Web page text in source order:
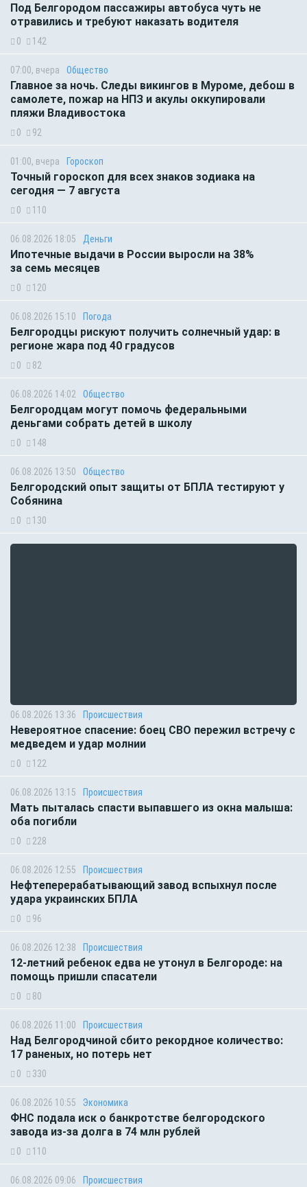
Под Белгородом пассажиры автобуса чуть не
отравились и требуют наказать водителя
0 142
07:00, вчера Общество
Главное за ночь. Следы викингов в Муроме, дебош в
самолете, пожар на НПЗ и акулы оккупировали
пляжи Владивостока
0 92
01:00, вчера Гороскоп
Точный гороскоп для всех знаков зодиака на
сегодня — 7 августа
0 110
06.08.2026 18:05 Деньги
Ипотечные выдачи в России выросли на 38%
за семь месяцев
0 120
06.08.2026 15:10 Погода
Белгородцы рискуют получить солнечный удар: в
регионе жара под 40 градусов
0 82
06.08.2026 14:02 Общество
Белгородцам могут помочь федеральными
деньгами собрать детей в школу
0 148
06.08.2026 13:50 Общество
Белгородский опыт защиты от БПЛА тестируют у
Собянина
0 130
06.08.2026 13:36 Происшествия
Невероятное спасение: боец СВО пережил встречу с
медведем и удар молнии
0 122
06.08.2026 13:15 Происшествия
Мать пыталась спасти выпавшего из окна малыша:
оба погибли
0 228
06.08.2026 12:55 Происшествия
Нефтеперерабатывающий завод вспыхнул после
удара украинских БПЛА
0 96
06.08.2026 12:38 Происшествия
12-летний ребенок едва не утонул в Белгороде: на
помощь пришли спасатели
0 80
06.08.2026 11:00 Происшествия
Над Белгородчиной сбито рекордное количество:
17 раненых, но потерь нет
0 330
06.08.2026 10:55 Экономика
ФНС подала иск о банкротстве белгородского
завода из-за долга в 74 млн рублей
0 110
06.08.2026 09:06 Происшествия